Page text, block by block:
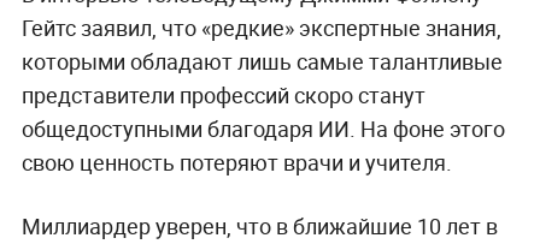
Гейтс заявил, что «редкие» экспертные знания,
которыми обладают лишь самые талантливые
представители профессий скоро станут
общедоступными благодаря ИИ. На фоне этого
свою ценность потеряют врачи и учителя.
Миллиардер уверен, что в ближайшие 10 лет в